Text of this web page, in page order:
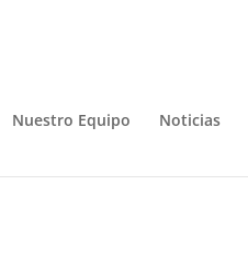
Nuestro Equipo Noticias